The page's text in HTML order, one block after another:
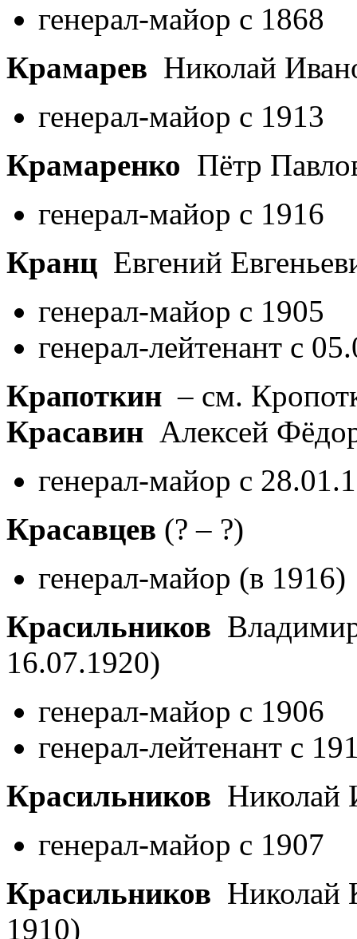
генерал-майор с 1868
Крамарев Николай
генерал-майор с 1913
Крамаренко Пётр
генерал-майор с 1916
Кранц Евгений
генерал-майор с 1905
генерал-лейтенант с
Крапоткин – см.
Красавин Алексей
генерал-майор с
Красавцев (? – ?)
генерал-майор (в 1916)
Красильников
16.07.1920)
генерал-майор с 1906
генерал-лейтенант с
Красильников Николай
генерал-майор с 1907
Красильников Николай
1910)